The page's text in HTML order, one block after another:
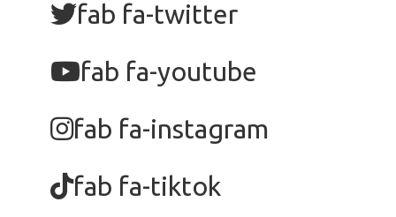
fab fa-twitter
fab fa-youtube
fab fa-instagram
fab fa-tiktok